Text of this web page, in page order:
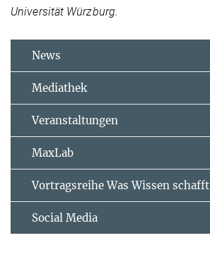
Universität Würzburg.
News
Mediathek
Veranstaltungen
MaxLab
Vortragsreihe Was Wissen schafft
Social Media